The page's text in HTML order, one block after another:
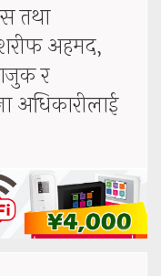
तथा
शरीफ अहमद,
र
अधिकारीलाई